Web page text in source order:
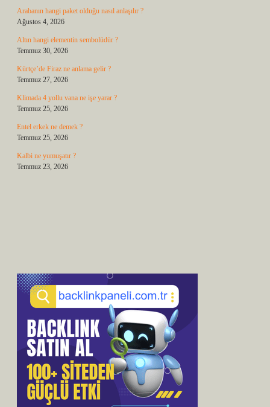
Arabanın hangi paket olduğu nasıl anlaşılır ?
Ağustos 4, 2026
Altın hangi elementin sembolüdür ?
Temmuz 30, 2026
Kürtçe’de Firaz ne anlama gelir ?
Temmuz 27, 2026
Klimada 4 yollu vana ne işe yarar ?
Temmuz 25, 2026
Entel erkek ne demek ?
Temmuz 25, 2026
Kalbi ne yumuşatır ?
Temmuz 23, 2026